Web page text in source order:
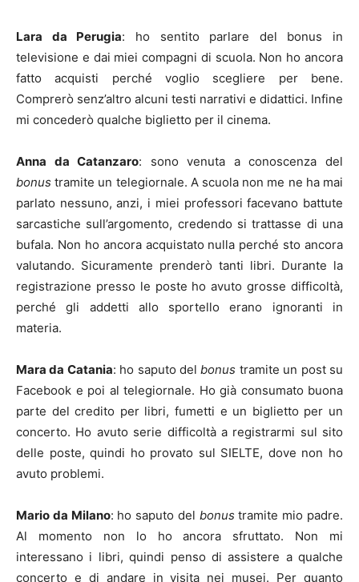
Lara da Perugia: ho sentito parlare del bonus in
televisione e dai miei compagni di scuola. Non ho ancora
fatto acquisti perché voglio scegliere per bene.
Comprerò senz’altro alcuni testi narrativi e didattici. Infine
mi concederò qualche biglietto per il cinema.
Anna da Catanzaro: sono venuta a conoscenza del
bonus tramite un telegiornale. A scuola non me ne ha mai
parlato nessuno, anzi, i miei professori facevano battute
sarcastiche sull’argomento, credendo si trattasse di una
bufala. Non ho ancora acquistato nulla perché sto ancora
valutando. Sicuramente prenderò tanti libri. Durante la
registrazione presso le poste ho avuto grosse difficoltà,
perché gli addetti allo sportello erano ignoranti in
materia.
Mara da Catania: ho saputo delbonus tramite un post su
Facebook e poi al telegiornale. Ho già consumato buona
parte del credito per libri, fumetti e un biglietto per un
concerto. Ho avuto serie difficoltà a registrarmi sul sito
delle poste, quindi ho provato sul SIELTE, dove non ho
avuto problemi.
Mario da Milano: ho saputo del bonus tramite mio padre.
Al momento non lo ho ancora sfruttato. Non mi
interessano i libri, quindi penso di assistere a qualche
concerto e di andare in visita nei musei. Per quanto